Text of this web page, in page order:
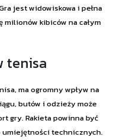
jest widowiskowa i pełna
milionów kibiców na całym
tenisa
ma ogromny wpływ na
butów i odzieży może
gry. Rakieta powinna być
umiejętności technicznych.